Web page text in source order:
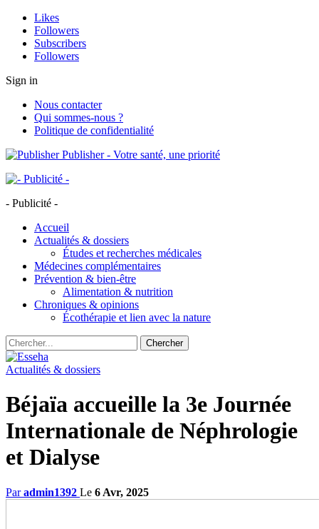
Likes
Followers
Subscribers
Followers
Sign in
Nous contacter
Qui sommes-nous ?
Politique de confidentialité
Publisher - Votre santé, une priorité
- Publicité -
Accueil
Actualités & dossiers
Études et recherches médicales
Médecines complémentaires
Prévention & bien-être
Alimentation & nutrition
Chroniques & opinions
Écothérapie et lien avec la nature
Actualités & dossiers
Béjaïa accueille la 3e Journée
Internationale de Néphrologie
et Dialyse
Paradmin1392 Le 6 Avr, 2025